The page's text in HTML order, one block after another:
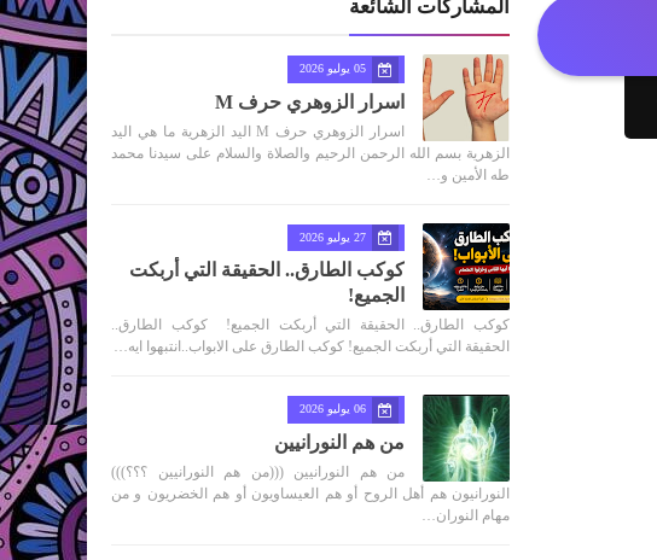
المشاركات الشائعة
05 يوليو 2026
اسرار الزوهري حرف M
اسرار الزوهري حرف M اليد الزهرية ما هي اليد
الزهرية بسم الله الرحمن الرحيم والصلاة والسلام على سيدنا محمد
طه الأمين و…
27 يوليو 2026
كوكب الطارق.. الحقيقة التي أربكت
الجميع!
كوكب الطارق.. الحقيقة التي أربكت الجميع! كوكب الطارق..
الحقيقة التي أربكت الجميع! كوكب الطارق على الابواب..انتبهوا ايه…
06 يوليو 2026
من هم النورانيين
من هم النورانيين (((من هم النورانيين ؟؟؟)))
النورانيون هم أهل الروح أو هم العيساويون أو هم الخضريون و من
مهام النوران…